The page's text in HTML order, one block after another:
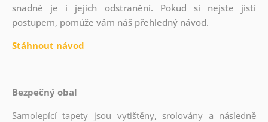
snadné je i jejich odstranění. Pokud si nejste jistí
postupem, pomůže vám náš přehledný návod.
Stáhnout návod
Bezpečný obal
Samolepící tapety jsou vytištěny, srolovány a následně